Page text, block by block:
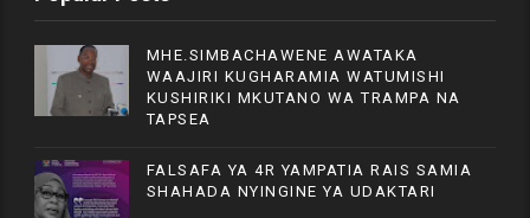
MHE.SIMBACHAWENE AWATAKA
WAAJIRI KUGHARAMIA WATUMISHI
KUSHIRIKI MKUTANO WA TRAMPA NA
TAPSEA
FALSAFA YA 4R YAMPATIA RAIS SAMIA
SHAHADA NYINGINE YA UDAKTARI